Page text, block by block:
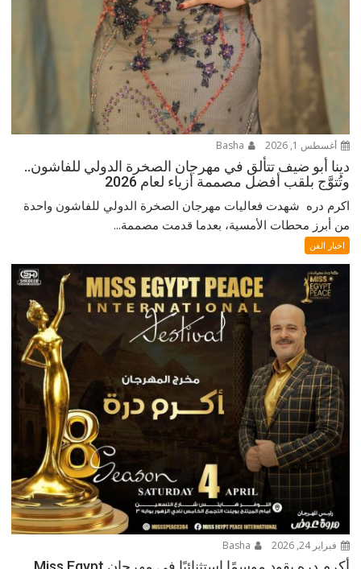
أغسطس 1, 2026
دينا أبو ضيف تتألق في مهرجان الصخرة الدولي للفاشون..
وتُتوَّج بلقب أفضل مصممة أزياء لعام 2026
اكرم دره شهدت فعاليات مهرجان الصخرة الدولي للفاشون واحدة
من أبرز محطات الأمسية، بعدما قدمت مصممة...
اخبار الفن
فبراير 24, 2026